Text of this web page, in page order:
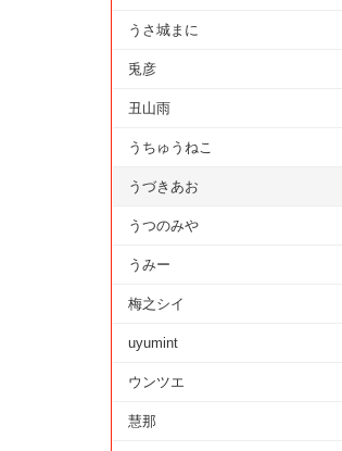
うさ城まに
兎彦
丑山雨
うちゅうねこ
うづきあお
うつのみや
うみー
梅之シイ
uyumint
ウンツエ
慧那